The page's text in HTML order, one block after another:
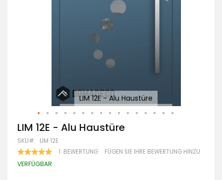
LIM 12E - Alu Haustüre
Zum
Anfang
der
Bildgalerie
springen
LIM 12E - Alu Haustüre
SKU LIM 12E
BEWERTUNG:
100
1 BEWERTUNG FÜGEN SIE IHRE BEWERTUNG HINZU
VERFÜGBAR